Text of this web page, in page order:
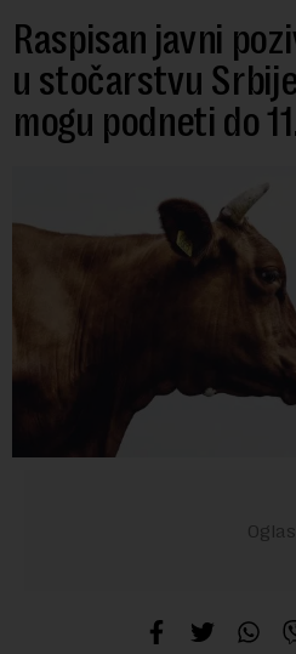
Raspisan javni
u stočarstvu
mogu podneti do